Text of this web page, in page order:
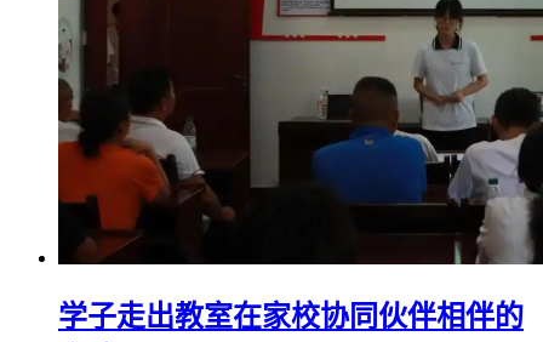
学子走出教室在家校协同伙伴相伴的